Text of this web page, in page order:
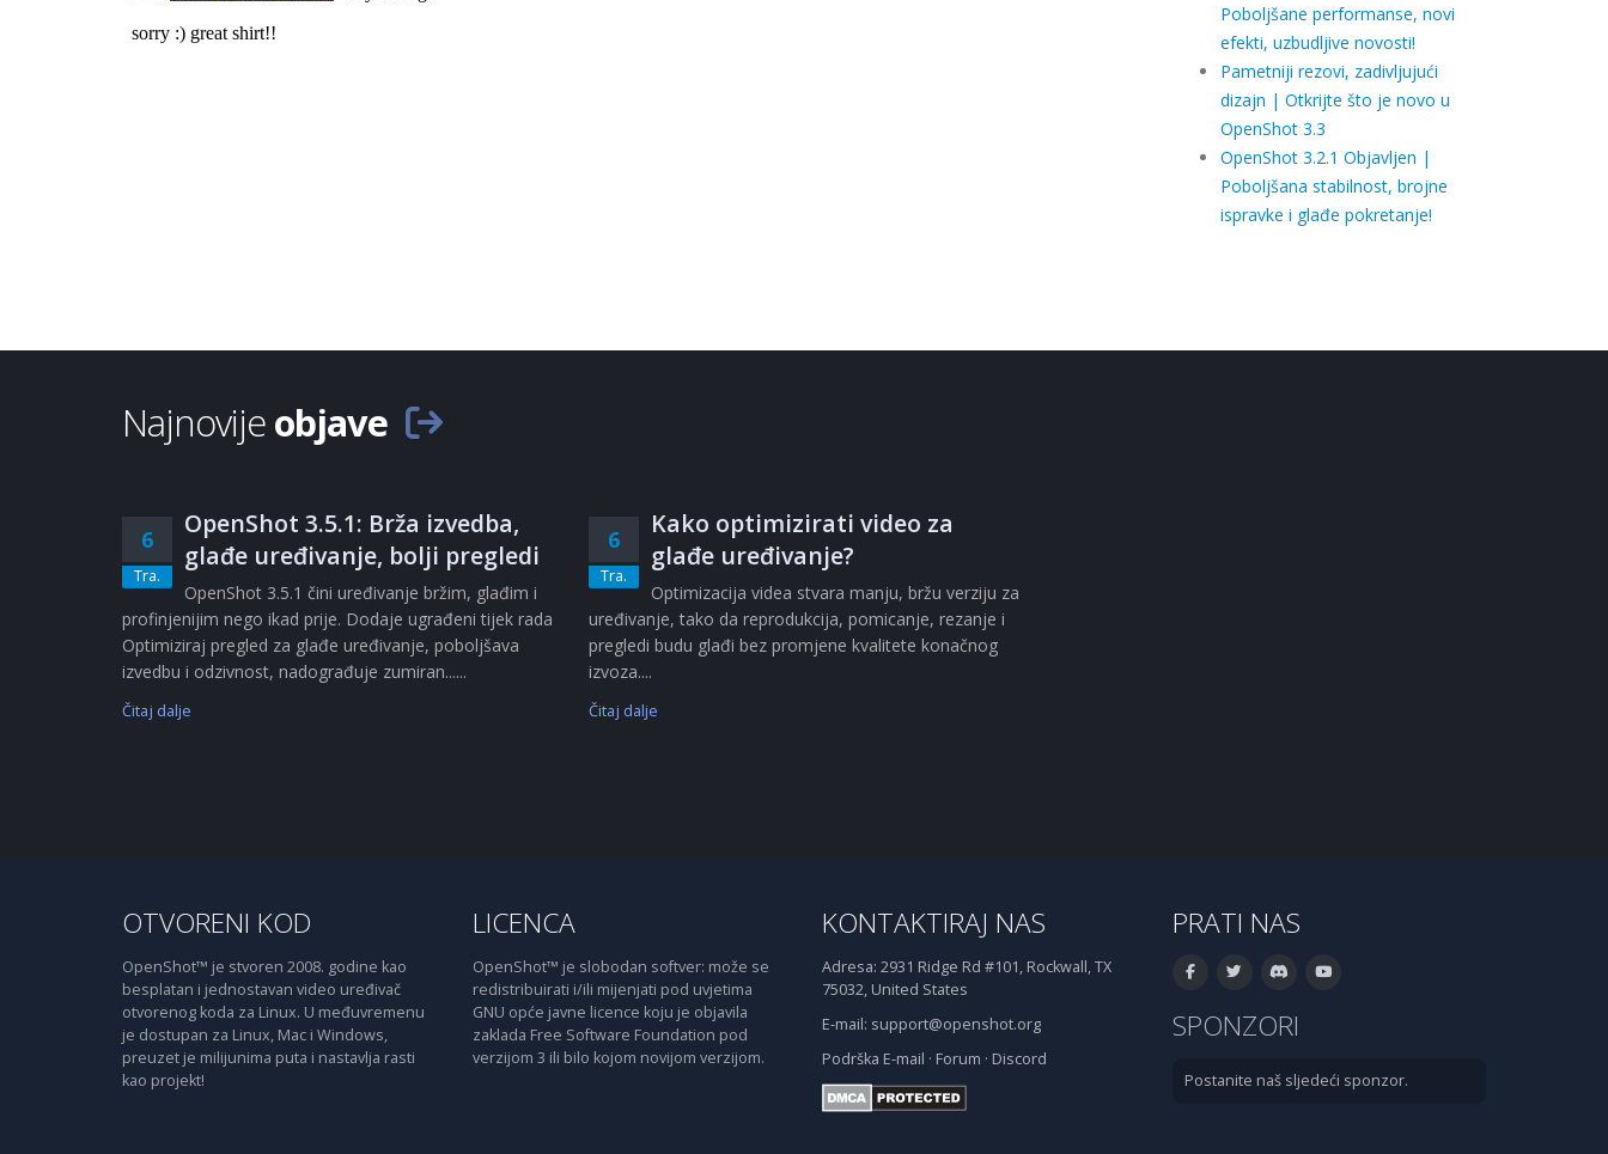
Poboljšane performanse, novi
efekti, uzbudljive novosti!
Pametniji rezovi, zadivljujući
dizajn | Otkrijte što je novo u
OpenShot 3.3
OpenShot 3.2.1 Objavljen |
Poboljšana stabilnost, brojne
ispravke i glađe pokretanje!
Najnovijeobjave
6
Tra.
OpenShot 3.5.1: Brža izvedba,
glađe uređivanje, bolji pregledi
OpenShot 3.5.1 čini uređivanje bržim, glađim i
profinjenijim nego ikad prije. Dodaje ugrađeni tijek rada
Optimiziraj pregled za glađe uređivanje, poboljšava
izvedbu i odzivnost, nadograđuje zumiran......
Čitaj dalje
6
Tra.
Kako optimizirati video za
glađe uređivanje?
Optimizacija videa stvara manju, bržu verziju za
uređivanje, tako da reprodukcija, pomicanje, rezanje i
pregledi budu glađi bez promjene kvalitete konačnog
izvoza....
Čitaj dalje
OTVORENI KOD
OpenShot™ je stvoren 2008. godine kao
besplatan i jednostavan video uređivač
otvorenog koda za Linux. U međuvremenu
je dostupan za Linux, Mac i Windows,
preuzet je milijunima puta i nastavlja rasti
kao projekt!
LICENCA
OpenShot™ je slobodan softver: može se
redistribuirati i/ili mijenjati pod uvjetima
GNU opće javne licence koju je objavila
zaklada Free Software Foundation pod
verzijom 3 ili bilo kojom novijom verzijom.
KONTAKTIRAJ NAS
Adresa: 2931 Ridge Rd #101, Rockwall, TX
75032, United States
E-mail: support@openshot.org
Podrška E-mail · Forum · Discord
PRATI NAS
SPONZORI
Postanite naš sljedeći sponzor.